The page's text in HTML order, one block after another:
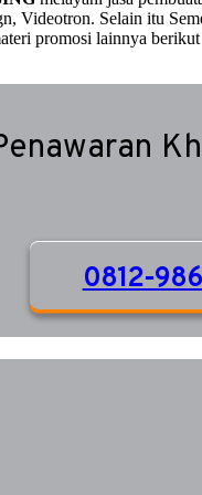
Videotron. Selain itu
promosi lainnya
0812-